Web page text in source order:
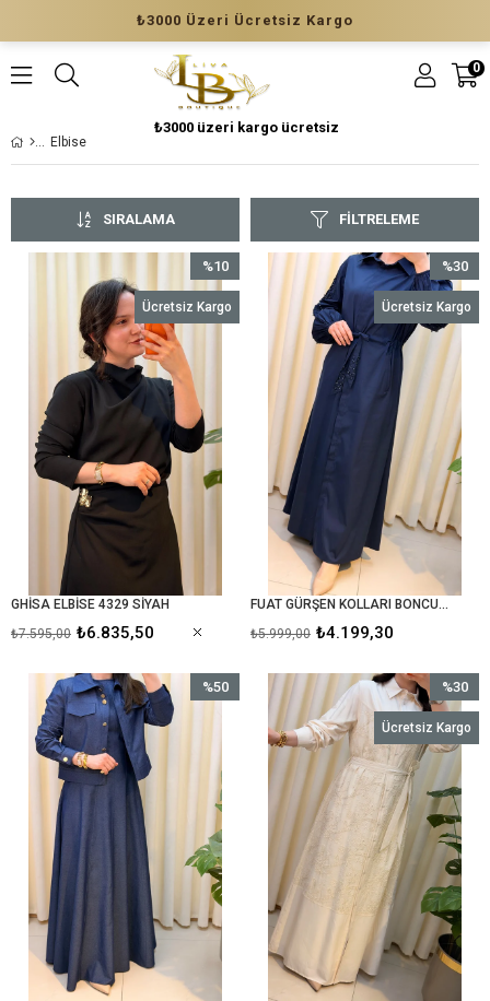
₺3000 Üzeri Ücretsiz Kargo
₺3000 üzeri kargo ücretsiz
0
Elbise
FILTRELEME
SIRALAMA
GHİSA ELBİSE 4329 SİYAH
₺6.835,50
₺7.595,00
%10
İndirim
%10İndirim
Ücretsiz Kargo
FUAT GÜRŞEN KOLLARI BONCUKLU ELBİSE 5115 LACİVERT
₺4.199,30
₺5.999,00
%30
İndirim
Ücretsiz Kargo
%50
%30
İndirim
Ücretsiz Kargo